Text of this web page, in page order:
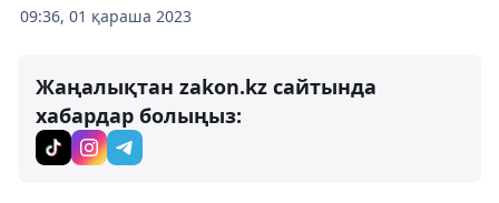
09:36, 01 қараша 2023
Жаңалықтан zakon.kz сайтында
хабардар болыңыз: